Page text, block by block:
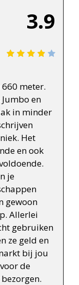
3.9
meter.
en
in minder
Het
en ook
je
gewoon
Allerlei
gebruiken
ze geld en
bij jou
de